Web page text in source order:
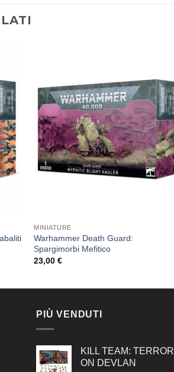
alla lista
dei
desideri
MINIATURE
Warhammer Death Guard:
Spargimorbi Mefitico
23,00€
PIÙ VENDUTI
KILL TEAM: TERROR
ON DEVLAN